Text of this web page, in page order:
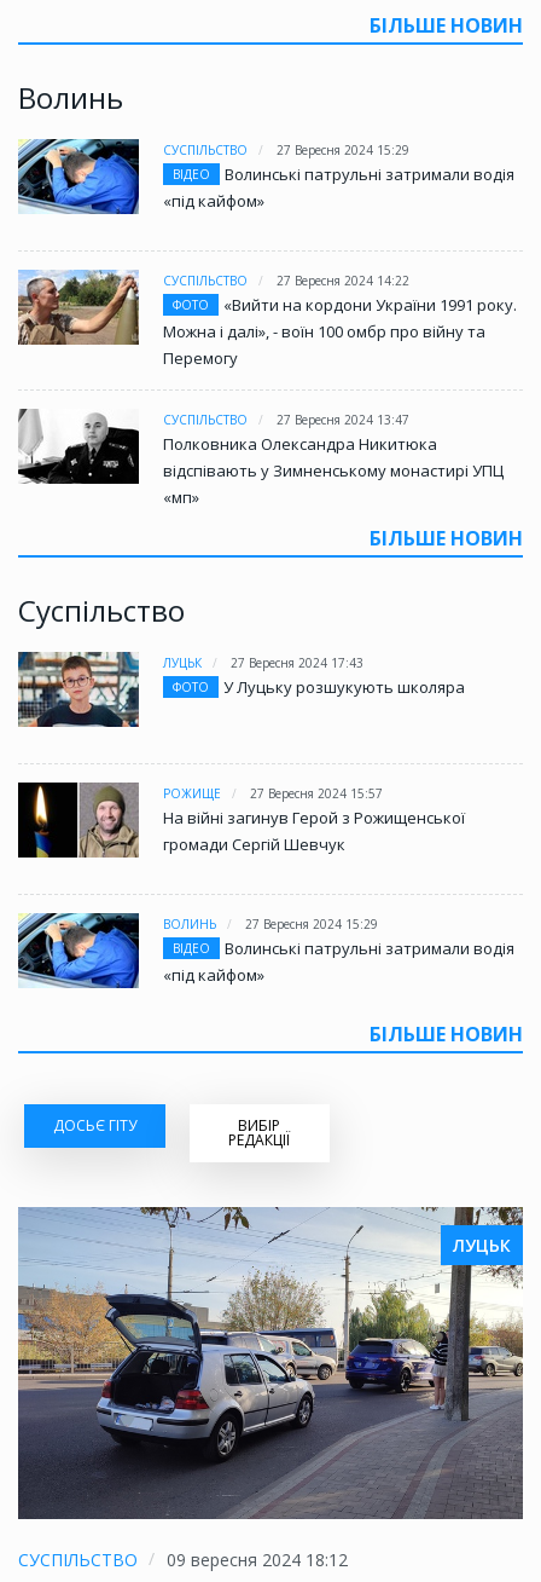
БІЛЬШЕ НОВИН
Волинь
СУСПІЛЬСТВО
27 Вересня 2024 15:29
ВІДЕО
Волинські патрульні затримали водія
«під кайфом»
СУСПІЛЬСТВО
27 Вересня 2024 14:22
ФОТО
«Вийти на кордони України 1991 року.
Можна і далі», - воїн 100 омбр про війну та
Перемогу
СУСПІЛЬСТВО 27 Вересня 2024 13:47
Полковника Олександра Никитюка
відспівають у Зимненському монастирі УПЦ
«мп»
БІЛЬШЕ НОВИН
Суспільство
ЛУЦЬК
27 Вересня 2024 17:43
ФОТО
У Луцьку розшукують школяра
РОЖИЩЕ 27 Вересня 2024 15:57
На війні загинув Герой з Рожищенської
громади Сергій Шевчук
ВОЛИНЬ
27 Вересня 2024 15:29
ВІДЕО
Волинські патрульні затримали водія
«під кайфом»
БІЛЬШЕ НОВИН
ДОСЬЄ ГІТУ ВИБІР
РЕДАКЦІЇ
ЛУЦЬК
СУСПІЛЬСТВО 09 вересня 2024 18:12